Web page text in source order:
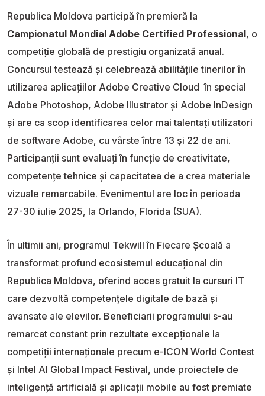
Republica Moldova participă în premieră la
Campionatul Mondial Adobe Certified Professional, o
competiție globală de prestigiu organizată anual.
Concursul testează și celebrează abilitățile tinerilor în
utilizarea aplicațiilor Adobe Creative Cloud în special
Adobe Photoshop, Adobe Illustrator și Adobe InDesign
și are ca scop identificarea celor mai talentați utilizatori
de software Adobe, cu vârste între 13 și 22 de ani.
Participanții sunt evaluați în funcție de creativitate,
competențe tehnice și capacitatea de a crea materiale
vizuale remarcabile. Evenimentul are loc în perioada
27-30 iulie 2025, la Orlando, Florida (SUA).
În ultimii ani, programul Tekwill în Fiecare Școală a
transformat profund ecosistemul educațional din
Republica Moldova, oferind acces gratuit la cursuri IT
care dezvoltă competențele digitale de bază și
avansate ale elevilor. Beneficiarii programului s-au
remarcat constant prin rezultate excepționale la
competiții internaționale precum e-ICON World Contest
și Intel AI Global Impact Festival, unde proiectele de
inteligență artificială și aplicații mobile au fost premiate